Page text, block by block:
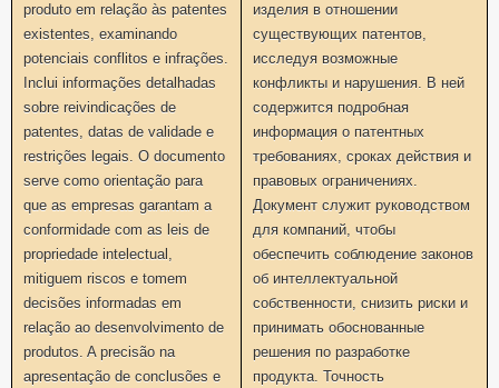
produto em relação às patentes
existentes, examinando
potenciais conflitos e infrações.
Inclui informações detalhadas
sobre reivindicações de
patentes, datas de validade e
restrições legais. O documento
serve como orientação para
que as empresas garantam a
conformidade com as leis de
propriedade intelectual,
mitiguem riscos e tomem
decisões informadas em
relação ao desenvolvimento de
produtos. A precisão na
apresentação de conclusões e
изделия в отношении
существующих патентов,
исследуя возможные
конфликты и нарушения. В ней
содержится подробная
информация о патентных
требованиях, сроках действия и
правовых ограничениях.
Документ служит руководством
для компаний, чтобы
обеспечить соблюдение законов
об интеллектуальной
собственности, снизить риски и
принимать обоснованные
решения по разработке
продукта. Точность